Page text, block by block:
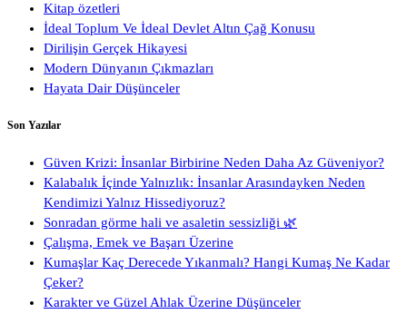
Kitap özetleri
İdeal Toplum Ve İdeal Devlet Altın Çağ Konusu
Dirilişin Gerçek Hikayesi
Modern Dünyanın Çıkmazları
Hayata Dair Düşünceler
Son Yazılar
Güven Krizi: İnsanlar Birbirine Neden Daha Az Güveniyor?
Kalabalık İçinde Yalnızlık: İnsanlar Arasındayken Neden
Kendimizi Yalnız Hissediyoruz?
Sonradan görme hali ve asaletin sessizliği 🌿
Çalışma, Emek ve Başarı Üzerine
Kumaşlar Kaç Derecede Yıkanmalı? Hangi Kumaş Ne Kadar
Çeker?
Karakter ve Güzel Ahlak Üzerine Düşünceler